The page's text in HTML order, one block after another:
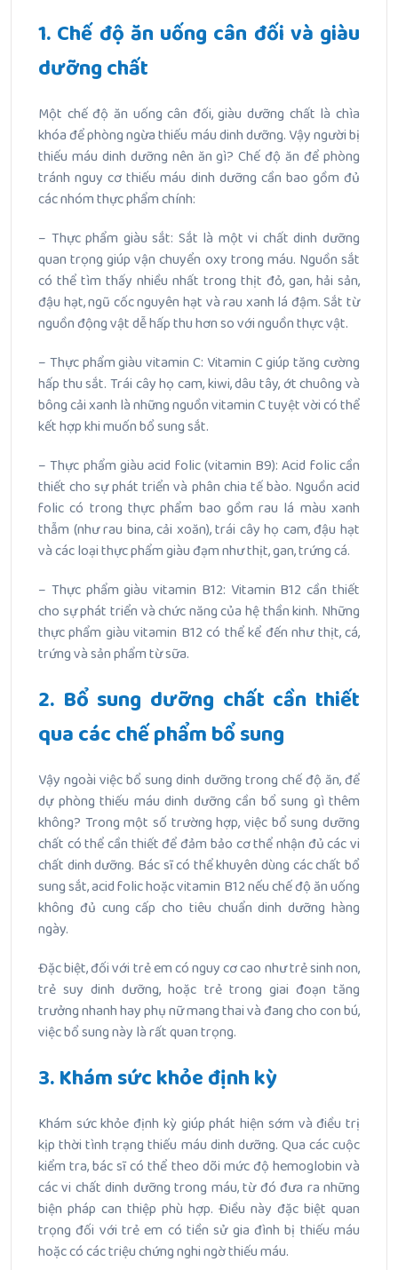
1. Chế độ ăn uống cân đối và giàu
dưỡng chất
Một chế độ ăn uống cân đối, giàu dưỡng chất là chìa
khóa để phòng ngừa thiếu máu dinh dưỡng. Vậy người bị
thiếu máu dinh dưỡng nên ăn gì? Chế độ ăn để phòng
tránh nguy cơ thiếu máu dinh dưỡng cần bao gồm đủ
các nhóm thực phẩm chính:
– Thực phẩm giàu sắt: Sắt là một vi chất dinh dưỡng
quan trọng giúp vận chuyển oxy trong máu. Nguồn sắt
có thể tìm thấy nhiều nhất trong thịt đỏ, gan, hải sản,
đậu hạt, ngũ cốc nguyên hạt và rau xanh lá đậm. Sắt từ
nguồn động vật dễ hấp thu hơn so với nguồn thực vật.
– Thực phẩm giàu vitamin C: Vitamin C giúp tăng cường
hấp thu sắt. Trái cây họ cam, kiwi, dâu tây, ớt chuông và
bông cải xanh là những nguồn vitamin C tuyệt vời có thể
kết hợp khi muốn bổ sung sắt.
– Thực phẩm giàu acid folic (vitamin B9): Acid folic cần
thiết cho sự phát triển và phân chia tế bào. Nguồn acid
folic có trong thực phẩm bao gồm rau lá màu xanh
thẫm (như rau bina, cải xoăn), trái cây họ cam, đậu hạt
và các loại thực phẩm giàu đạm như thịt, gan, trứng cá.
– Thực phẩm giàu vitamin B12: Vitamin B12 cần thiết
cho sự phát triển và chức năng của hệ thần kinh. Những
thực phẩm giàu vitamin B12 có thể kể đến như thịt, cá,
trứng và sản phẩm từ sữa.
2. Bổ sung dưỡng chất cần thiết
qua các chế phẩm bổ sung
Vậy ngoài việc bổ sung dinh dưỡng trong chế độ ăn, để
dự phòng thiếu máu dinh dưỡng cần bổ sung gì thêm
không? Trong một số trường hợp, việc bổ sung dưỡng
chất có thể cần thiết để đảm bảo cơ thể nhận đủ các vi
chất dinh dưỡng. Bác sĩ có thể khuyên dùng các chất bổ
sung sắt, acid folic hoặc vitamin B12 nếu chế độ ăn uống
không đủ cung cấp cho tiêu chuẩn dinh dưỡng hàng
ngày.
Đặc biệt, đối với trẻ em có nguy cơ cao như trẻ sinh non,
trẻ suy dinh dưỡng, hoặc trẻ trong giai đoạn tăng
trưởng nhanh hay phụ nữ mang thai và đang cho con bú,
việc bổ sung này là rất quan trọng.
3. Khám sức khỏe định kỳ
Khám sức khỏe định kỳ giúp phát hiện sớm và điều trị
kịp thời tình trạng thiếu máu dinh dưỡng. Qua các cuộc
kiểm tra, bác sĩ có thể theo dõi mức độ hemoglobin và
các vi chất dinh dưỡng trong máu, từ đó đưa ra những
biện pháp can thiệp phù hợp. Điều này đặc biệt quan
trọng đối với trẻ em có tiền sử gia đình bị thiếu máu
hoặc có các triệu chứng nghi ngờ thiếu máu.